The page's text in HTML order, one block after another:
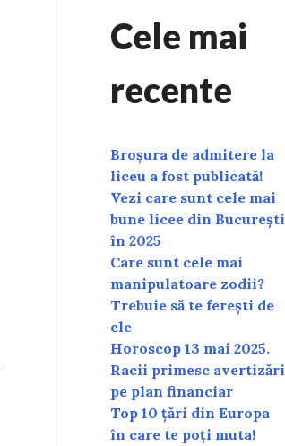
Cele mai
recente
Broșura de admitere la
liceu a fost publicată!
Vezi care sunt cele mai
bune licee din București
în 2025
Care sunt cele mai
manipulatoare zodii?
Trebuie să te ferești de
ele
Horoscop 13 mai 2025.
Racii primesc avertizări
pe plan financiar
Top 10 țări din Europa
în care te poți muta!